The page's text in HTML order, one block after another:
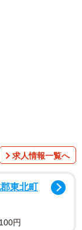
書のデータを
求人情報一覧へ
東北町
円